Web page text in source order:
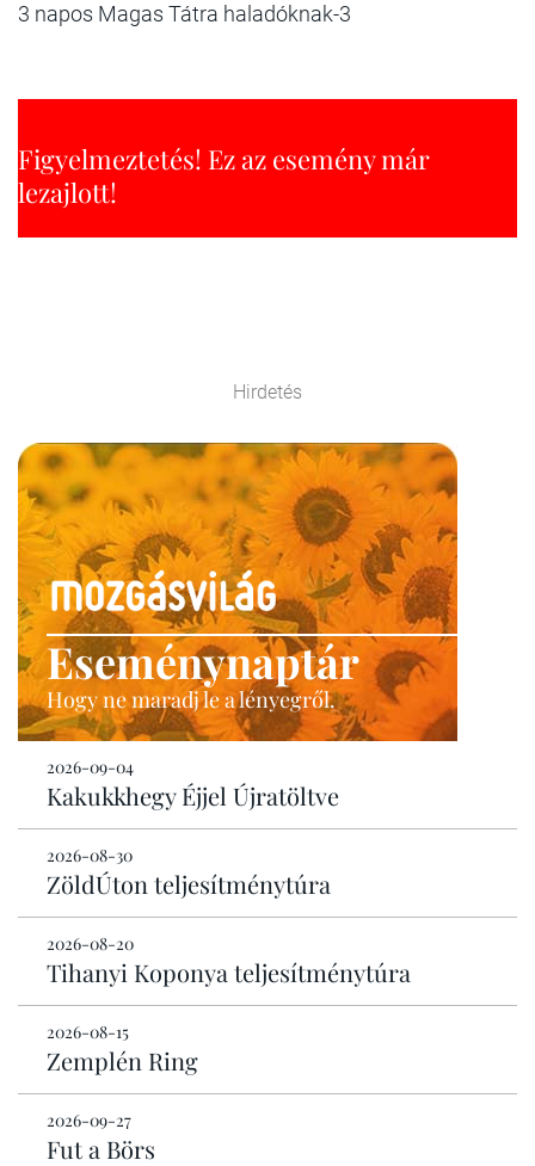
3 napos Magas Tátra haladóknak-3
Figyelmeztetés! Ez az esemény már
lezajlott!
Hirdetés
Eseménynaptár
Hogy ne maradj le a lényegről.
2026-09-04
Kakukkhegy Éjjel Újratöltve
2026-08-30
ZöldÚton teljesítménytúra
2026-08-20
Tihanyi Koponya teljesítménytúra
2026-08-15
Zemplén Ring
2026-09-27
Fut a Börs